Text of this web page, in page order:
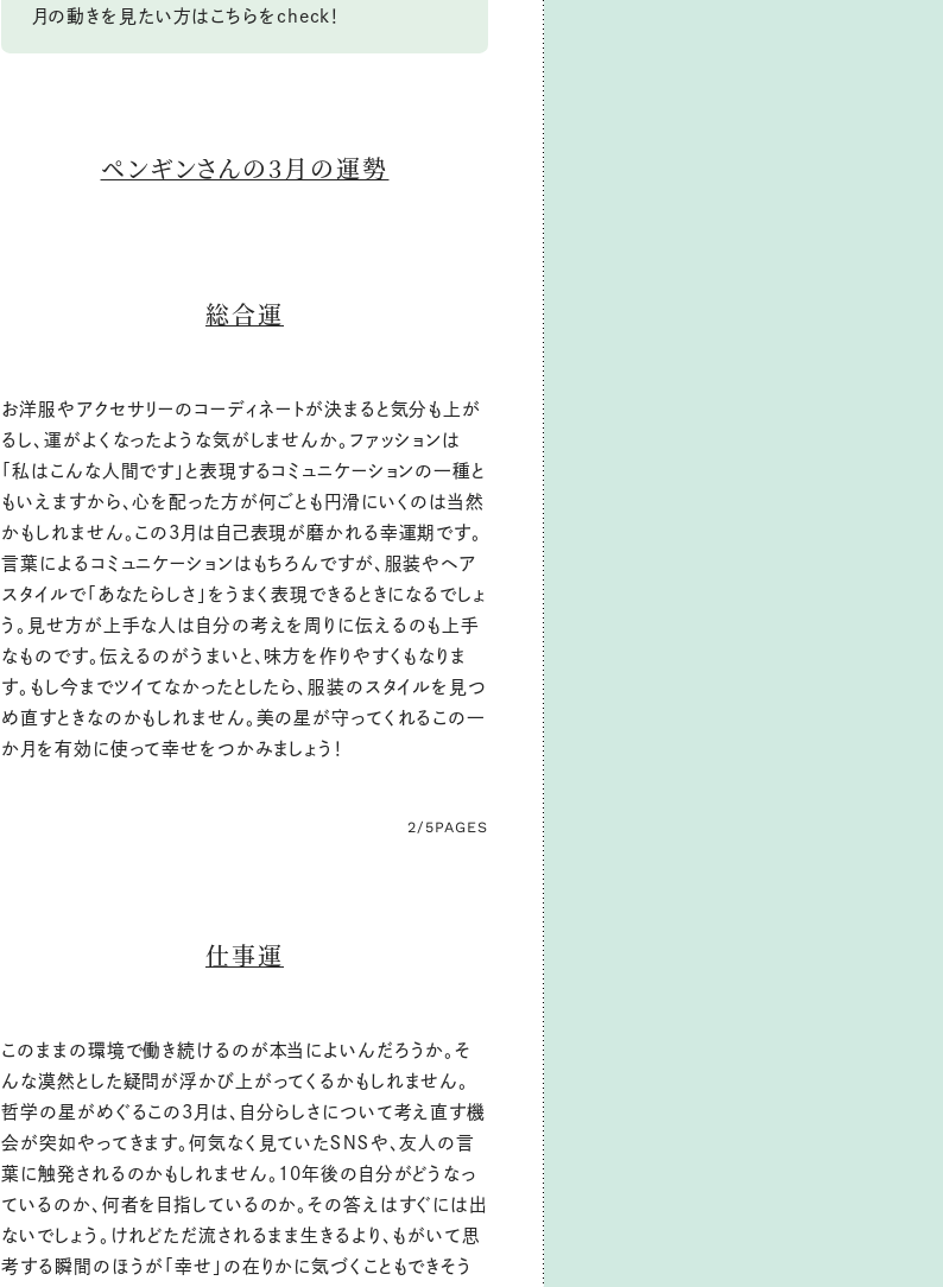
月の動きを見たい方はこちらをcheck！
ペンギンさんの3月の運勢
総合運
お洋服やアクセサリーのコーディネートが決まると気分も上が
るし、運がよくなったような気がしませんか。ファッションは
「私はこんな人間です」と表現するコミュニケーションの一種と
もいえますから、心を配った方が何ごとも円滑にいくのは当然
かもしれません。この3月は自己表現が磨かれる幸運期です。
言葉によるコミュニケーションはもちろんですが、服装やヘア
スタイルで「あなたらしさ」をうまく表現できるときになるでしょ
う。見せ方が上手な人は自分の考えを周りに伝えるのも上手
なものです。伝えるのがうまいと、味方を作りやすくもなりま
す。もし今までツイてなかったとしたら、服装のスタイルを見つ
め直すときなのかもしれません。美の星が守ってくれるこの一
か月を有効に使って幸せをつかみましょう！
2/5PAGES
仕事運
このままの環境で働き続けるのが本当によいんだろうか。そ
んな漠然とした疑問が浮かび上がってくるかもしれません。
哲学の星がめぐるこの3月は、自分らしさについて考え直す機
会が突如やってきます。何気なく見ていたＳＮＳや、友人の言
葉に触発されるのかもしれません。10年後の自分がどうなっ
ているのか、何者を目指しているのか。その答えはすぐには出
ないでしょう。けれどただ流されるまま生きるより、もがいて思
考する瞬間のほうが「幸せ」の在りかに気づくこともできそう